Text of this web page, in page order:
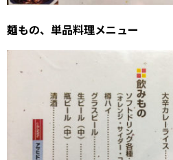
麺もの、単品料理メニュー